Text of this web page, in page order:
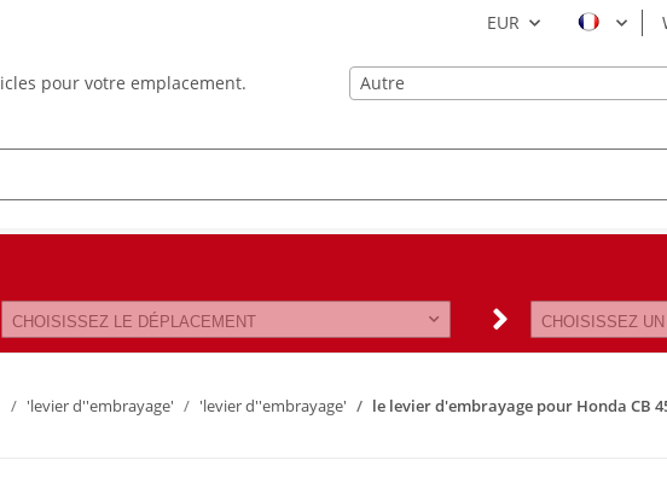
EUR
pour votre emplacement. Autre
CHOISISSEZ LE DÉPLACEMENT CHOISISSEZ
'levier d''embrayage' 'levier d''embrayage' le levier d'embrayage pour Honda CB